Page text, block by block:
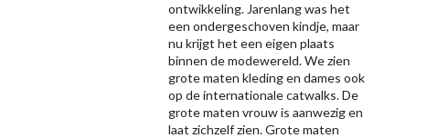
ontwikkeling. Jarenlang was het
een ondergeschoven kindje, maar
nu krijgt het een eigen plaats
binnen de modewereld. We zien
grote maten kleding en dames ook
op de internationale catwalks. De
grote maten vrouw is aanwezig en
laat zichzelf zien. Grote maten